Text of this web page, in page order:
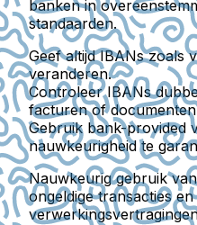
banken in
standaarden.
Geef altijd IBANs zoals
veranderen.
Controleer IBANs
facturen of
Gebruik bank-provided
nauwkeurigheid te
Nauwkeurig gebruik
ongeldige transacties